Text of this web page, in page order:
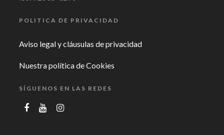
POLITICA DE PRIVACIDAD
Aviso legal y cláusulas de privacidad
Nuestra política de Cookies
SÍGUENOS EN LAS REDES